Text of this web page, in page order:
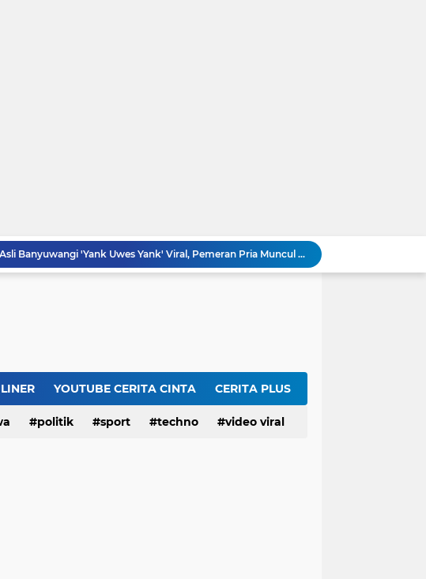
Ini Video Asli Banyuwangi 'Yank Uwes Yank' Viral, Pemeran Pria Muncul Beri Klarifikasi
Geger 'Wanita Biru' Muncul di Gurun Pasir Madinah, Melanggar Tabu Syariat Selama Seribu Tahun
“Yank Wes Yank” Getarkan Banyuwangi
YOUTUBE CERITA CINTA CERITA PLUS
politik sport techno video viral